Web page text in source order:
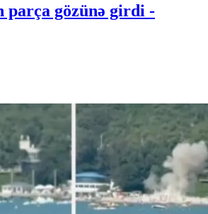
parça gözünə girdi -